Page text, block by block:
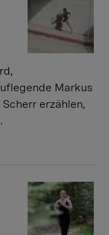
Markus
erzählen,